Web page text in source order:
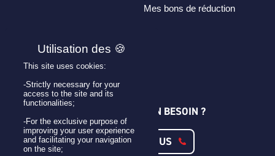
Mes bons de réduction
PLAN DE SITE
Personnaliser son badge
UNE QUESTION ? UN BESOIN ?
CONTACTEZ-NOUS
This site uses cookies:
-Strictly necessary for your
access to the site and its
functionalities;
-For the exclusive purpose of
improving your user experience
and facilitating your navigation
on the site;